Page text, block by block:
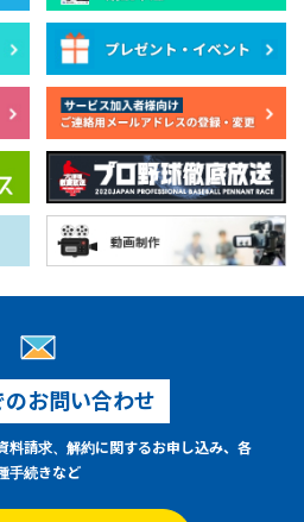
のお問い合わせ
料請求、解約に関するお申し込み、各
手続きなど